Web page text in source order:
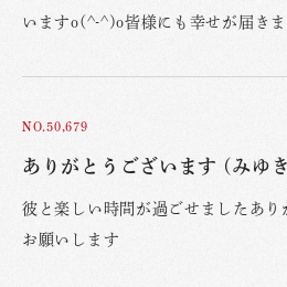
いますo(^-^)o皆様にも幸せが届き
NO.50,679
ありがとうございます (みゆ
彼と楽しい時間が過ごせましたあり
お願いします